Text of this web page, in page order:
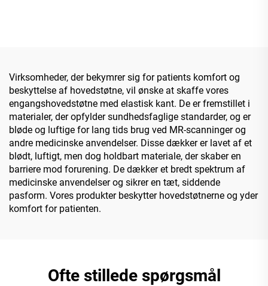
Virksomheder, der bekymrer sig for patients komfort og
beskyttelse af hovedstøtne, vil ønske at skaffe vores
engangshovedstøtne med elastisk kant. De er fremstillet i
materialer, der opfylder sundhedsfaglige standarder, og er
bløde og luftige for lang tids brug ved MR-scanninger og
andre medicinske anvendelser. Disse dækker er lavet af et
blødt, luftigt, men dog holdbart materiale, der skaber en
barriere mod forurening. De dækker et bredt spektrum af
medicinske anvendelser og sikrer en tæt, siddende
pasform. Vores produkter beskytter hovedstøtnerne og yder
komfort for patienten.
Ofte stillede spørgsmål